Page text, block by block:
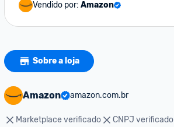
Vendido por: Amazon
Sobre a loja
Amazon amazon.com.br
Marketplace verificado CNPJ verificado